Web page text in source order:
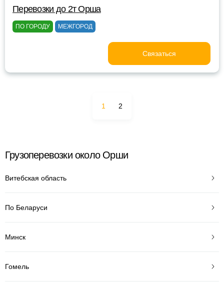
Перевозки до 2т Орша
ПО ГОРОДУ МЕЖГОРОД
Связаться
1 2
Грузоперевозки около Орши
Витебская область
По Беларуси
Минск
Гомель